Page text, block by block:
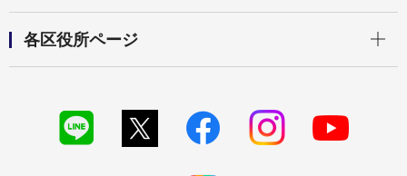
各区役所ページ